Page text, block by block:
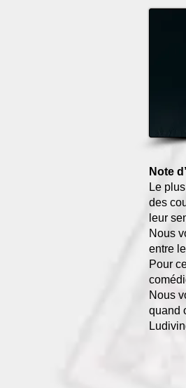
Note
Le
des
leur
Nous
entre
Pour
Nous
quand